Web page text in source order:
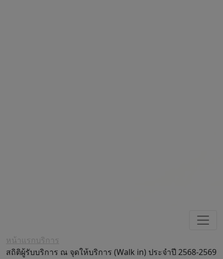
หน้าแรก บริการ
สถิติผู้รับบริการ ณ จุดให้บริการ (Walk in) ประจำปี 2568-2569